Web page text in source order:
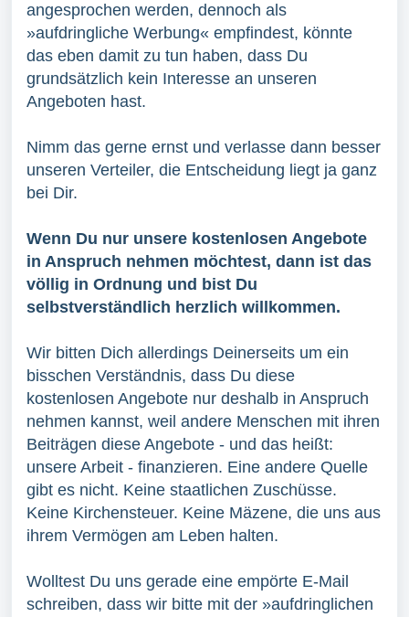
angesprochen werden, dennoch als
»aufdringliche Werbung« empfindest, könnte
das eben damit zu tun haben, dass Du
grundsätzlich kein Interesse an unseren
Angeboten hast.
Nimm das gerne ernst und verlasse dann besser
unseren Verteiler, die Entscheidung liegt ja ganz
bei Dir.
Wenn Du nur unsere kostenlosen Angebote
in Anspruch nehmen möchtest, dann ist das
völlig in Ordnung und bist Du
selbstverständlich herzlich willkommen.
Wir bitten Dich allerdings Deinerseits um ein
bisschen Verständnis, dass Du diese
kostenlosen Angebote nur deshalb in Anspruch
nehmen kannst, weil andere Menschen mit ihren
Beiträgen diese Angebote - und das heißt:
unsere Arbeit - finanzieren. Eine andere Quelle
gibt es nicht. Keine staatlichen Zuschüsse.
Keine Kirchensteuer. Keine Mäzene, die uns aus
ihrem Vermögen am Leben halten.
Wolltest Du uns gerade eine empörte E-Mail
schreiben, dass wir bitte mit der »aufdringlichen